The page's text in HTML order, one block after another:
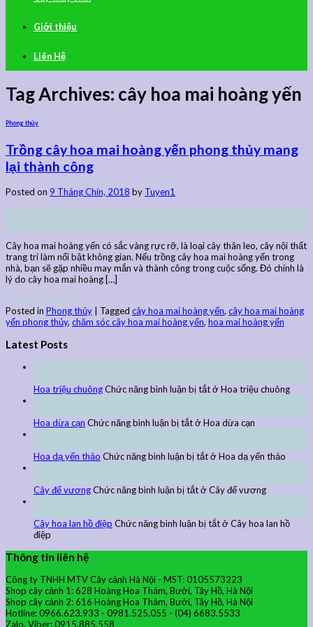
Giới thiệu
Liên Hệ
Tag Archives: cây hoa mai hoàng yến
Phong thủy
Trồng cây hoa mai hoàng yến phong thủy mang
lại thành công
Posted on 9 Tháng Chín, 2018 by Tuyen1
Cây hoa mai hoàng yến có sắc vàng rực rỡ, là loại cây thân leo, cây nội thất
trang trí làm nổi bật không gian. Nếu trồng cây hoa mai hoàng yến trong
nhà, bạn sẽ gặp nhiều may mắn và thành công trong cuộc sống. Đó chính là
lý do cây hoa mai hoàng […]
Posted in Phong thủy | Tagged cây hoa mai hoàng yến, cây hoa mai hoàng
yến phong thủy, chăm sóc cây hoa mai hoàng yến, hoa mai hoàng yến
Latest Posts
Hoa triệu chuôngChức năng bình luận bị tắtở Hoa triệu chuông
Hoa dừa cạn Chức năng bình luận bị tắtở Hoa dừa cạn
Hoa dạ yến thảo Chức năng bình luận bị tắtở Hoa dạ yến thảo
Cây đế vươngChức năng bình luận bị tắtở Cây đế vương
Cây hoa lan hồ điệp Chức năng bình luận bị tắtở Cây hoa lan hồ
điệp
Thông tin liên hệ
Công ty TNHH MTV Cây cảnh Hà Nội - MST: 0105573223
Shop cây cảnh 1: 628 Hoàng Hoa Thám, Bưởi, Tây Hồ, Hà Nội
Shop cây cảnh 2: 616 Hoàng Hoa Thám, Bưởi, Tây Hồ, Hà Nội
Hotline: 0966.623.933 - 0981.525.055 - (04) 6683.5533
Zalo, Viber: 0915.885.558